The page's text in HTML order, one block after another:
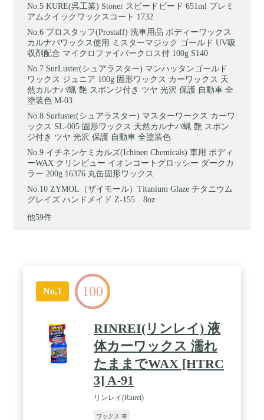
KURE(呉工業) Stoner スピードビード 651ml プレミ
アムクイックワックスコート 1732
プロスタッフ(Prostaff) 洗車用品 ボディーワックス
カルナバワックス使用 ミスターマジック ゴールド UV吸
収剤配合 マイクロファイバークロス付 100g S140
SurLuster(シュアラスター) マンハッタンゴールド
ワックス ジュニア 100g 固形ワックス カーワックス 天
然カルナバ蝋 艶 スポンジ付き ツヤ 光沢 保護 自動車 全
塗装色 M-03
Surluster(シュアラスター) マスターワークス カーワ
ックス SL-005 固形ワックス 天然カルナバ蝋 艶 スポン
ジ付き ツヤ 光沢 保護 自動車 全塗装色
イチネンケミカルズ(Ichinen Chemicals) 車用 ボディ
ーWAX クリンビュー イオンコートグロッシー ダークカ
ラー 200g 16376 丸缶固形ワックス
ZYMOL（ザイモール）Titanium Glaze チタニウム
グレイズ ハンドメイド Z-155 8oz
他59件
No.1 100
RINREI(リンレイ) 液
体カーワックス 濡れ
たままでWAX [HTRC
3] A-91
リンレイ(Rinrei)
ワックス 車